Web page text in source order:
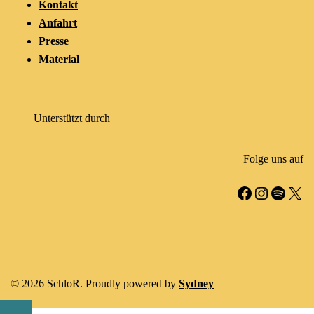
Kontakt
Anfahrt
Presse
Material
Unterstützt durch
Folge uns auf
Facebook
X
© 2026 SchloR. Proudly powered by Sydney